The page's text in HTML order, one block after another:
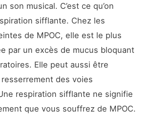
son musical. C’est ce qu’on
sifflante. Chez les
de MPOC, elle est le plus
par un excès de mucus bloquant
Elle peut aussi être
des voies
respiration sifflante ne signifie
que vous souffrez de MPOC.